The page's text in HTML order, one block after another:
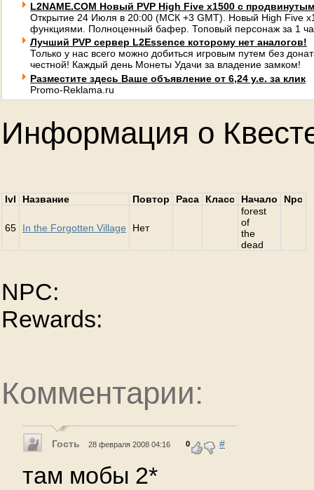
L2NAME.COM Новый PVP High Five x1500 с
Открытие 24 Июля в 20:00 (МСК +3 GMT). Новый High Five
функциями. Полноценный бафер. Топовый персонаж за 1
Лучший PVP сервер L2Essence которому нет аналогов!
Только у нас всего можно добиться игровым путем без
честной! Каждый день Монеты Удачи за владение замком!
Разместите здесь Ваше объявление от 6,24 у.е. за клик
Promo-Reklama.ru
Информация о
lvl Название Повтор Раса Класс Начало Npc
65 In the Forgotten Village Нет
forest
of
the
dead
NPC:
Rewards:
Комментарии:
Гость 28 февраля 2008 04:16 0 #
там мобы 2*